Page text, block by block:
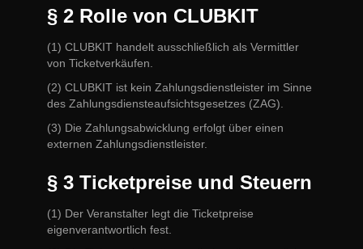
§ 2 Rolle von CLUBKIT
(1) CLUBKIT handelt ausschließlich als Vermittler
von Ticketverkäufen.
(2) CLUBKIT ist kein Zahlungsdienstleister im Sinne
des Zahlungsdiensteaufsichtsgesetzes (ZAG).
(3) Die Zahlungsabwicklung erfolgt über einen
externen Zahlungsdienstleister.
§ 3 Ticketpreise und Steuern
(1) Der Veranstalter legt die Ticketpreise
eigenverantwortlich fest.